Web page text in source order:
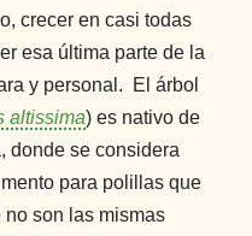
crecer en casi todas
esa última parte de la
y personal.
El árbol
altissima) es nativo de
donde se considera
para polillas que
son las mismas